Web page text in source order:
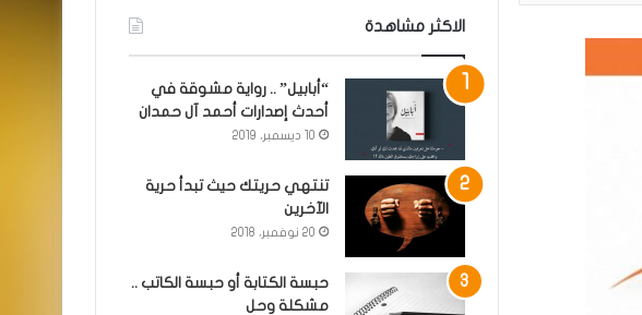
الاكثر مشاهدة
“أبابيل” .. رواية مشوقة في
أحدث إصدارات أحمد آل حمدان
10 ديسمبر، 2019
تنتهي حريتك حيث تبدأ حرية
الآخرين
20 نوفمبر، 2018
حبسة الكتابة أو حبسة الكاتب ..
مشكلة وحل